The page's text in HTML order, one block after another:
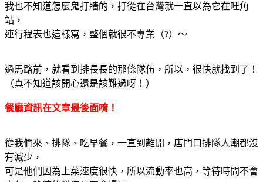
我也不知道怎麼鬼打牆的，打從在台灣就一直以為它在旺角
站，
連行程表也這樣寫，整個就很不專業（?）～
過馬路前，就看到排長長的那條隊伍，所以，很快就找到了！
（真不知道該開心還是該難過呀！）
餐廳資訊在文章最後面唷！
從我們來、排隊、吃早餐，一直到離開，店門口排隊人潮都沒
有減少，
可是他們因為上菜速度很快，所以流動率也高，等待時間不會